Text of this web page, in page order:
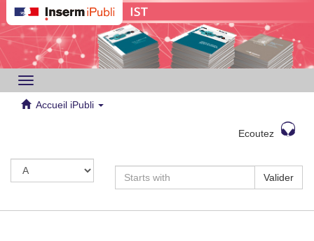
Toggle
navigation
Accueil iPubli
Ecoutez
Valider